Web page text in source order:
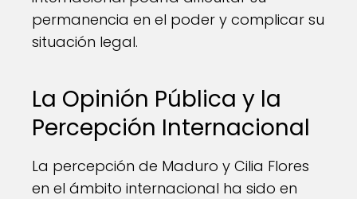
permanencia en el poder y complicar su
situación legal.
La Opinión Pública y la
Percepción Internacional
La percepción de Maduro y Cilia Flores
en el ámbito internacional ha sido en